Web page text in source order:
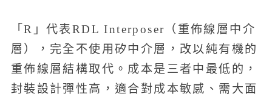
「R」代表RDL Interposer（重佈線層中介
層），完全不使用矽中介層，改以純有機的
重佈線層結構取代。成本是三者中最低的，
封裝設計彈性高，適合對成本敏感、需大面